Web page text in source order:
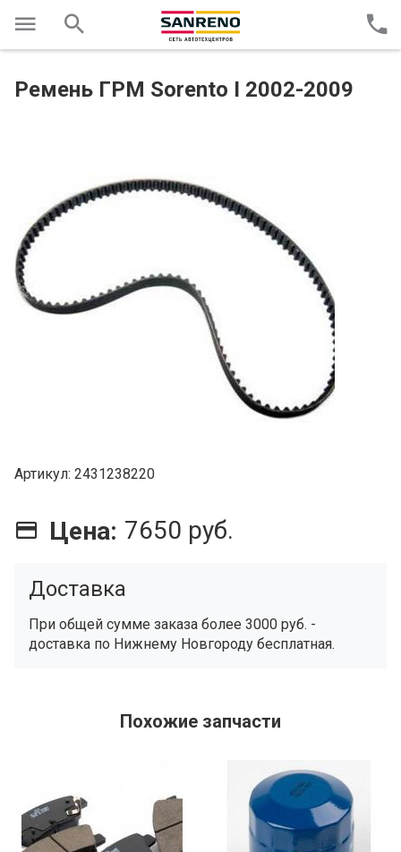
Ремень ГРМ Sorento I 2002-2009
Артикул 2431238220
Цена: 7650 руб.
Доставка
При общей сумме заказа более 3000 руб. -
доставка по Нижнему Новгороду бесплатная.
Похожие запчасти